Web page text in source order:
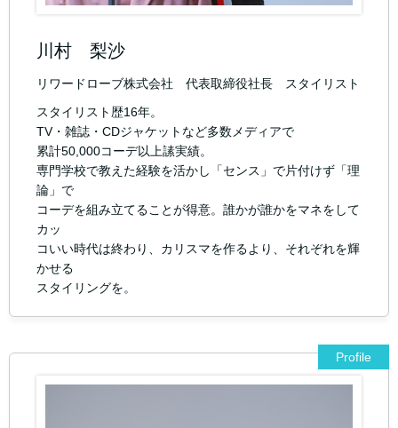
川村 梨沙
リワードローブ株式会社 代表取締役社長 スタイリスト
スタイリスト歴16年。
TV・雑誌・CDジャケットなど多数メディアで
累計50,000コーデ以上䛾実績。
専門学校で教えた経験を活かし「センス」で片付けず「理
論」で
コーデを組み立てることが得意。誰かが誰かをマネをして
カッ
コいい時代は終わり、カリスマを作るより、それぞれを輝
かせる
スタイリングを。
Profile